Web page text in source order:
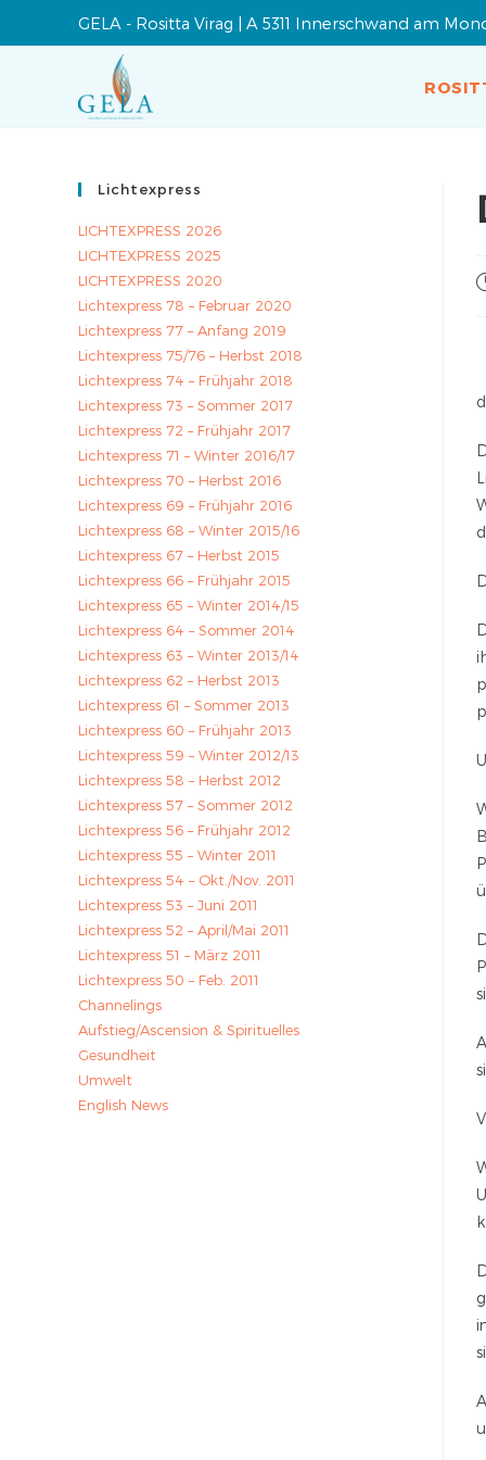
GELA - Rositta Virag | A 5311 Innerschwand am
Lichtexpress
LICHTEXPRESS 2026
LICHTEXPRESS 2025
LICHTEXPRESS 2020
Lichtexpress 78 – Februar 2020
Lichtexpress 77 – Anfang 2019
Lichtexpress 75/76 – Herbst 2018
Lichtexpress 74 – Frühjahr 2018
Lichtexpress 73 – Sommer 2017
Lichtexpress 72 – Frühjahr 2017
Lichtexpress 71 – Winter 2016/17
Lichtexpress 70 – Herbst 2016
Lichtexpress 69 – Frühjahr 2016
Lichtexpress 68 – Winter 2015/16
Lichtexpress 67 – Herbst 2015
Lichtexpress 66 – Frühjahr 2015
Lichtexpress 65 – Winter 2014/15
Lichtexpress 64 – Sommer 2014
Lichtexpress 63 – Winter 2013/14
Lichtexpress 62 – Herbst 2013
Lichtexpress 61 – Sommer 2013
Lichtexpress 60 – Frühjahr 2013
Lichtexpress 59 – Winter 2012/13
Lichtexpress 58 – Herbst 2012
Lichtexpress 57 – Sommer 2012
Lichtexpress 56 – Frühjahr 2012
Lichtexpress 55 – Winter 2011
Lichtexpress 54 – Okt./Nov. 2011
Lichtexpress 53 – Juni 2011
Lichtexpress 52 – April/Mai 2011
Lichtexpress 51 – März 2011
Lichtexpress 50 – Feb. 2011
Channelings
Aufstieg/Ascension & Spirituelles
Gesundheit
Umwelt
English News